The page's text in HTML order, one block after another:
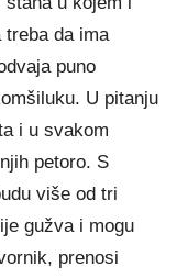
treba da ima
puno
U pitanju
i u svakom
petoro. S
više od tri
gužva i mogu
prenosi